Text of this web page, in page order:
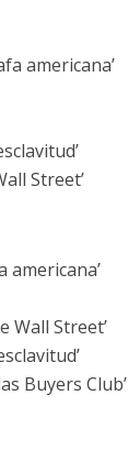
americana’
Street’
americana’
Wall Street’
Buyers Club’